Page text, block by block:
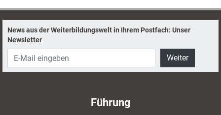
News aus der Weiterbildungswelt in Ihrem Postfach: Unser
Newsletter
Weiter
Führung